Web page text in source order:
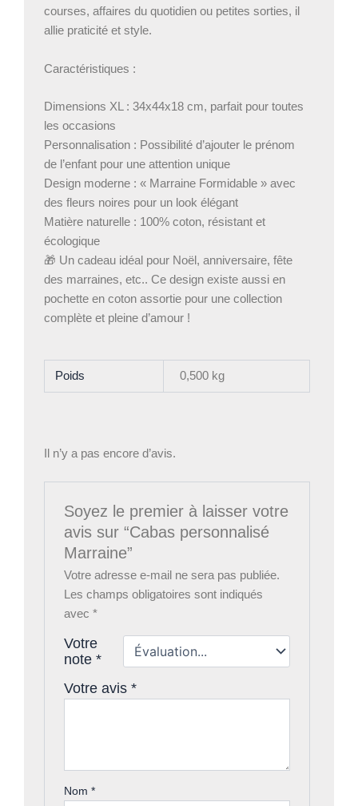
courses, affaires du quotidien ou petites sorties, il
allie praticité et style.
Caractéristiques :
Dimensions XL : 34x44x18 cm, parfait pour toutes
les occasions
Personnalisation : Possibilité d’ajouter le prénom
de l’enfant pour une attention unique
Design moderne : « Marraine Formidable » avec
des fleurs noires pour un look élégant
Matière naturelle : 100% coton, résistant et
écologique
🎁 Un cadeau idéal pour Noël, anniversaire, fête
des marraines, etc.. Ce design existe aussi en
pochette en coton assortie pour une collection
complète et pleine d’amour !
Poids 0,500 kg
Il n’y a pas encore d’avis.
Soyez le premier à laisser votre
avis sur “Cabas personnalisé
Marraine”
Votre adresse e-mail ne sera pas publiée.
Les champs obligatoires sont indiqués
avec*
Votre
note*
Votre avis*
Nom*